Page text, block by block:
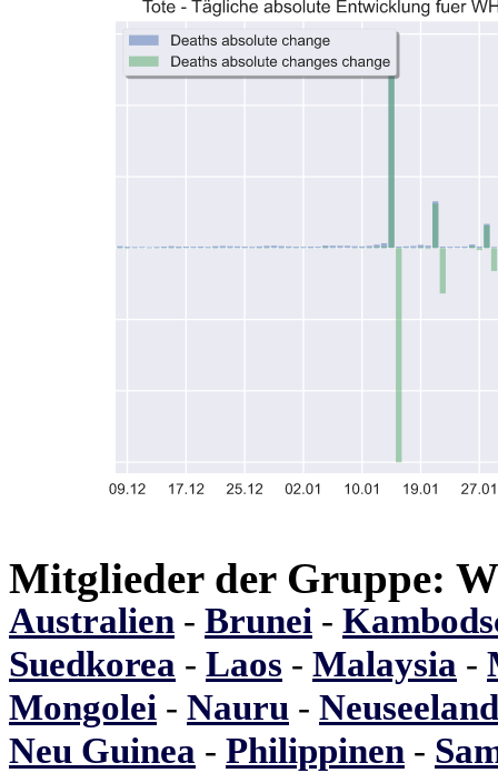
Mitglieder der Gruppe:
Australien - Brunei -
Suedkorea - Laos - Malaysia -
Mongolei - Nauru - Neuseeland
Neu Guinea - Philippinen -